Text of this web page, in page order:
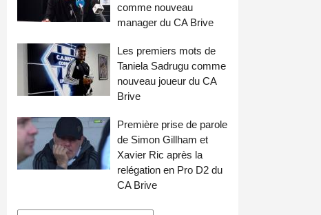
comme nouveau
manager du CA Brive
Les premiers mots de
Taniela Sadrugu comme
nouveau joueur du CA
Brive
Première prise de parole
de Simon Gillham et
Xavier Ric après la
relégation en Pro D2 du
CA Brive